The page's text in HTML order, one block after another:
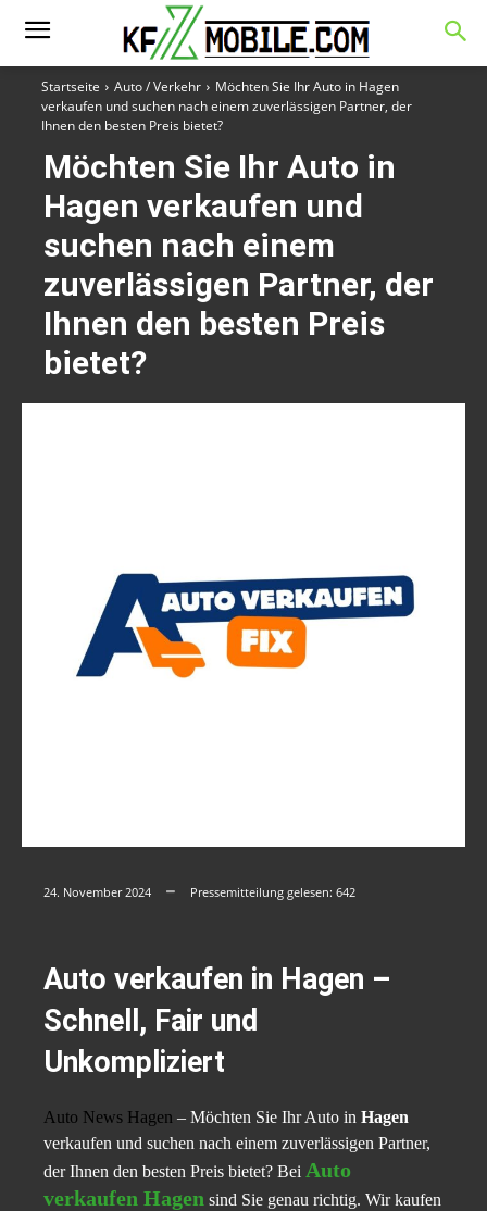
Startseite Auto / Verkehr
Möchten Sie Ihr Auto in Hagen
verkaufen und suchen nach einem zuverlässigen Partner, der
Ihnen den besten Preis bietet?
Möchten Sie Ihr Auto in
Hagen verkaufen und
suchen nach einem
zuverlässigen Partner, der
Ihnen den besten Preis
bietet?
24. November 2024 Pressemitteilung gelesen: 642
Auto verkaufen in Hagen –
Schnell, Fair und
Unkompliziert
Auto News Hagen – Möchten Sie Ihr Auto in Hagen
verkaufen und suchen nach einem zuverlässigen Partner,
der Ihnen den besten Preis bietet? Bei Auto
verkaufen Hagen sind Sie genau richtig. Wir kaufen